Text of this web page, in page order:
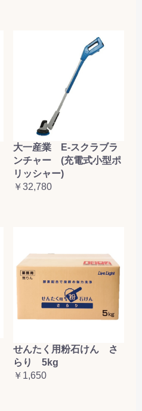
大一産業 E-スクラブラ
ンチャー (充電式小型ポ
リッシャー)
￥32,780
せんたく用粉石けん さ
らり 5kg
￥1,650